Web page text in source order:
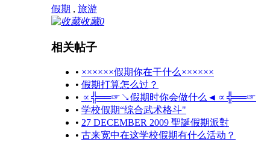
假期 , 旅游
收藏0
相关帖子
• ××××××假期你在干什么××××××
• 假期打算怎么过？
• ∝╬══☞↘假期时你会做什么◄∝╬══☞
• 学校假期“综合武术格斗"
• 27 DECEMBER 2009 聖誕假期派對
• 古来宽中在这学校假期有什么活动？